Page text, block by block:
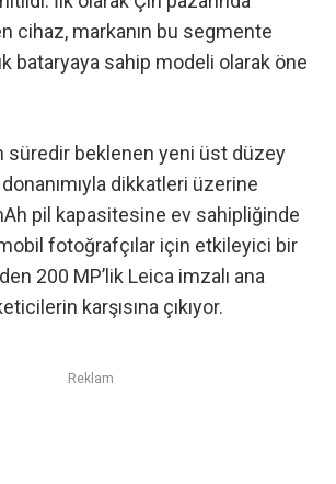
cihaz, markanın bu segmente
bataryaya sahip modeli olarak öne
süredir beklenen yeni üst düzey
donanımıyla dikkatleri üzerine
pil kapasitesine ev sahipliğinde
fotoğrafçılar için etkileyici bir
200 MP’lik Leica imzalı ana
karşısına çıkıyor.
Reklam